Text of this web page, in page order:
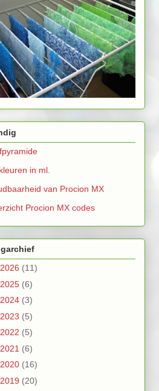
in ml.
van Procion MX
Procion MX codes
2026 (11)
2025 (6)
2024 (3)
2023 (5)
2022 (5)
2021 (6)
2020 (16)
2019 (20)